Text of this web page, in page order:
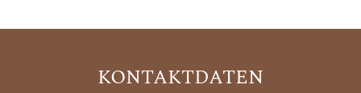
KONTAKTDATEN